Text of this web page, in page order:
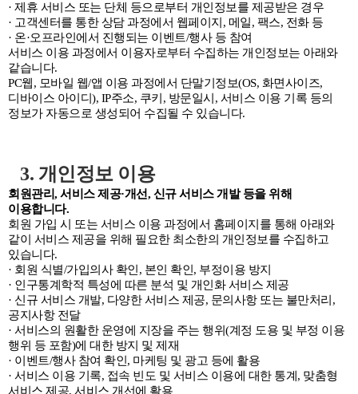
· 제휴 서비스 또는 단체 등으로부터 개인정보를 제공받은 경우
· 고객센터를 통한 상담 과정에서 웹페이지, 메일, 팩스, 전화 등
· 온·오프라인에서 진행되는 이벤트/행사 등 참여
서비스 이용 과정에서 이용자로부터 수집하는 개인정보는 아래와
같습니다.
PC웹, 모바일 웹/앱 이용 과정에서 단말기정보(OS, 화면사이즈,
디바이스 아이디), IP주소, 쿠키, 방문일시, 서비스 이용 기록 등의
정보가 자동으로 생성되어 수집될 수 있습니다.
3. 개인정보 이용
회원관리, 서비스 제공·개선, 신규 서비스 개발 등을 위해
이용합니다.
회원 가입 시 또는 서비스 이용 과정에서 홈페이지를 통해 아래와
같이 서비스 제공을 위해 필요한 최소한의 개인정보를 수집하고
있습니다.
· 회원 식별/가입의사 확인, 본인 확인, 부정이용 방지
· 인구통계학적 특성에 따른 분석 및 개인화 서비스 제공
· 신규 서비스 개발, 다양한 서비스 제공, 문의사항 또는 불만처리,
공지사항 전달
· 서비스의 원활한 운영에 지장을 주는 행위(계정 도용 및 부정 이용
행위 등 포함)에 대한 방지 및 제재
· 이벤트/행사 참여 확인, 마케팅 및 광고 등에 활용
· 서비스 이용 기록, 접속 빈도 및 서비스 이용에 대한 통계, 맞춤형
서비스 제공, 서비스 개선에 활용